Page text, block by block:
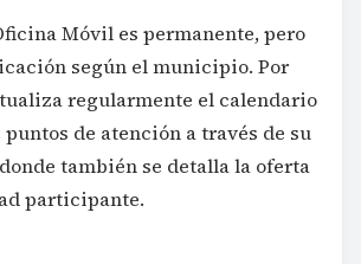
Móvil es permanente, pero
según el municipio. Por
regularmente el calendario
de atención a través de su
también se detalla la oferta
participante.